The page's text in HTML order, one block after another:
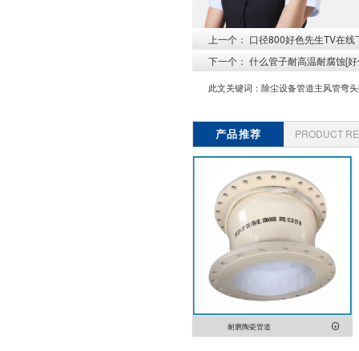
上一个： 口径800好色先生TV在
下一个： 什么管子耐高温耐腐蚀[
此文关键词： 除尘设备管道主风管弯
产品推荐 PRODUCT
耐磨陶瓷管道